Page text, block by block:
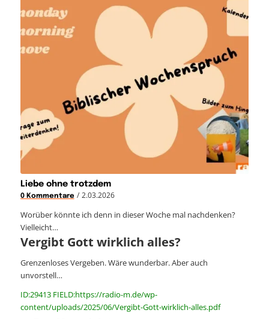
Liebe ohne trotzdem
0 Kommentare / 2.03.2026
Worüber könnte ich denn in dieser Woche mal nachdenken?
Vielleicht…
Vergibt Gott wirklich alles?
Grenzenloses Vergeben. Wäre wunderbar. Aber auch
unvorstell…
ID:29413 FIELD:https://radio-m.de/wp-
content/uploads/2025/06/Vergibt-Gott-wirklich-alles.pdf